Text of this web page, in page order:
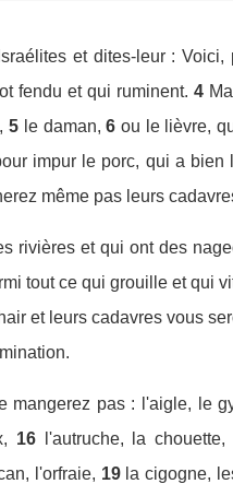
et dites-leur :
fendu et qui ruminent. 4
5 le daman, 6 ou le lièvre,
impur le porc, qui a
même pas leurs
rivières et qui ont des
tout ce qui grouille et qui
et leurs cadavres vous
pas : l'aigle, le
16
l'autruche, la
l'orfraie, 19 la cigogne,